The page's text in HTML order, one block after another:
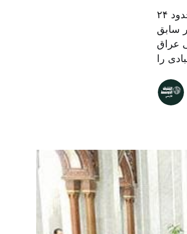
بغداد – حمزه مصطفی – لندن – واشنگتن – الشرق الاوسط پس از گذشت حدود ۲۴
سابق
عراق